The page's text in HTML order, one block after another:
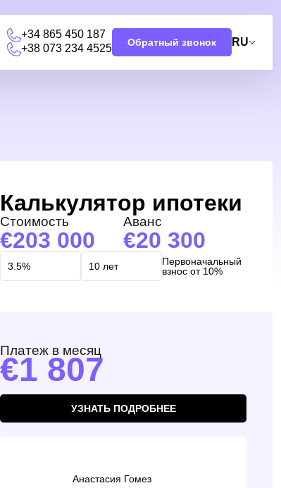
+34 865 450 187
+38 073 234 4525
Обратный звонок RU
Калькулятор ипотеки
Стоимость
203 000
Аванс
20 300
Первоначальный
взнос от 10%
Платеж в месяц
1 807
УЗНАТЬ ПОДРОБНЕЕ
Анастасия Гомез